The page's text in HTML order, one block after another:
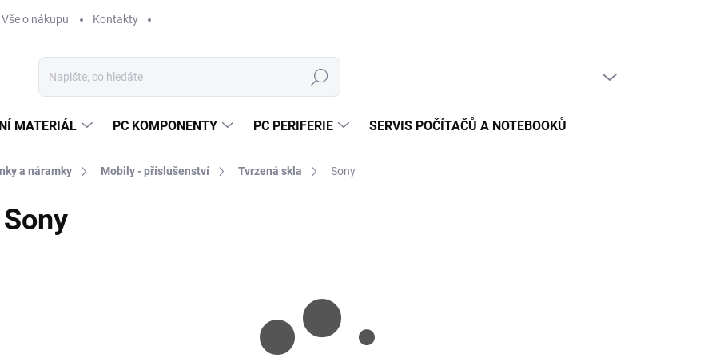
Vše o nákupu Kontakty
Hledat
MATERIÁL PC KOMPONENTY PC PERIFERIE SERVIS POČÍTAČŮ A NOTEBOOKŮ
a náramky Mobily - příslušenství Tvrzená skla Sony
Sony